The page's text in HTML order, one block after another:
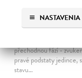
NASTAVENIA
Zrcadlo živého
Noe Miroslav| Kniha
přechodnou fází -
pravé podstaty jedince,
stavu…